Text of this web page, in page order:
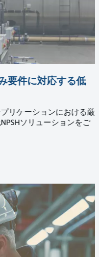
要件に対応する低
リケーションにおける厳
ソリューションをご